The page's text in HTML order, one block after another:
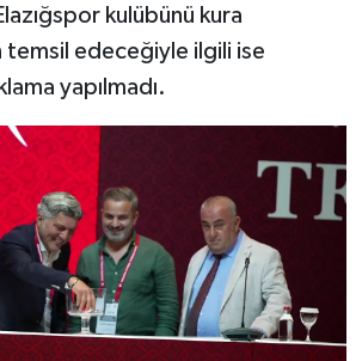
kulübünü kura
temsil edeceğiyle ilgili ise
yapılmadı.